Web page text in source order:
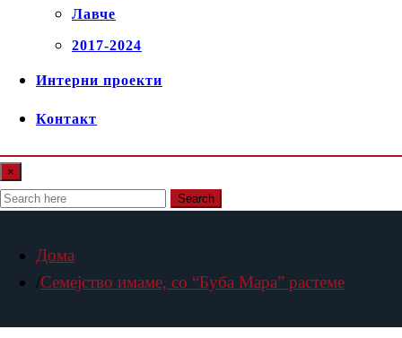
Лавче
2017-2024
Интерни проекти
Контакт
×
Search
Дома
Семејство имаме, со “Буба Мара” растеме